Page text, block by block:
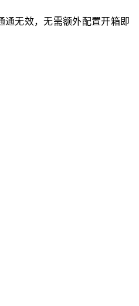
通无效，无需额外配置开箱即